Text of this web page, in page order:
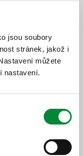
jsou soubory
stránek, jakož i
můžete
nastavení.